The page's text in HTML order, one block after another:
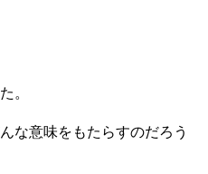
。
な意味をもたらすのだろう